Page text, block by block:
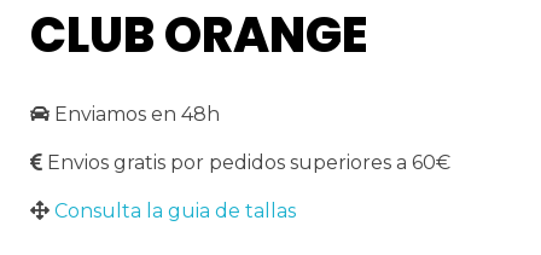
CLUB ORANGE
Enviamos en 48h
Envios gratis por pedidos superiores a 60€
Consulta la guia de tallas